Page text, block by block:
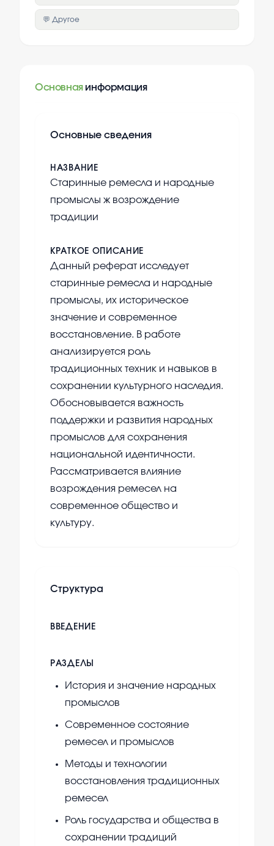
💬 Другое
Основная информация
Основные сведения
НАЗВАНИЕ
Старинные ремесла и народные
промыслы ж возрождение
традиции
КРАТКОЕ ОПИСАНИЕ
Данный реферат исследует
старинные ремесла и народные
промыслы, их историческое
значение и современное
восстановление. В работе
анализируется роль
традиционных техник и навыков в
сохранении культурного наследия.
Обосновывается важность
поддержки и развития народных
промыслов для сохранения
национальной идентичности.
Рассматривается влияние
возрождения ремесел на
современное общество и
культуру.
Структура
ВВЕДЕНИЕ
РАЗДЕЛЫ
История и значение народных
промыслов
Современное состояние
ремесел и промыслов
Методы и технологии
восстановления традиционных
ремесел
Роль государства и общества в
сохранении традиций